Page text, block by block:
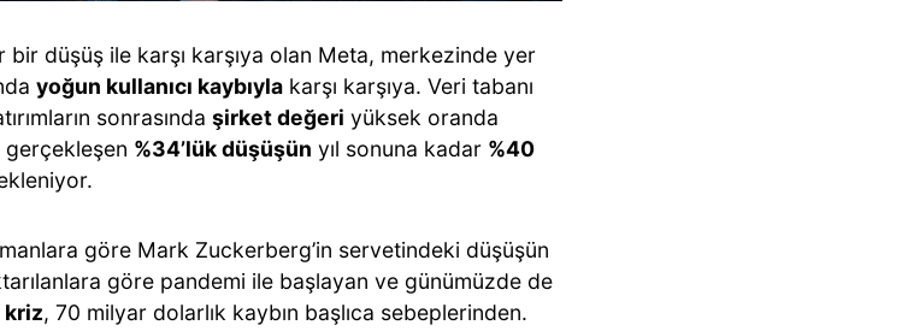
bir düşüş ile karşı karşıya olan Meta, merkezinde yer
yoğun kullanıcı kaybıyla karşı karşıya. Veri tabanı
sonrasında şirket değeri yüksek oranda
%34’lük düşüşün yıl sonuna kadar %40
göre Mark Zuckerberg’in servetindeki düşüşün
göre pandemi ile başlayan ve günümüzde de
kriz, 70 milyar dolarlık kaybın başlıca sebeplerinden.